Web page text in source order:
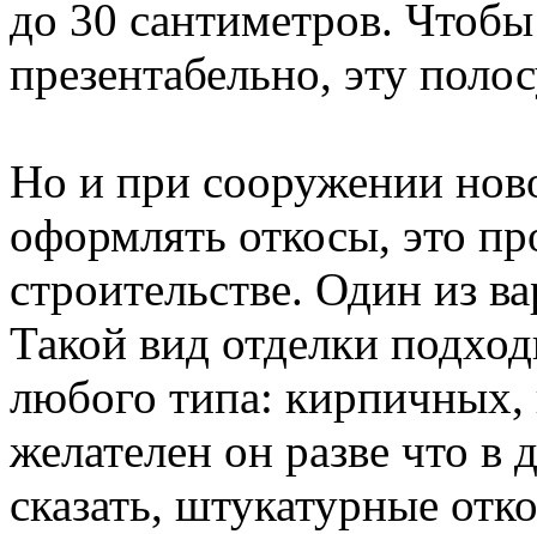
до 30 сантиметров.
презентабельно, эту
Но и при сооружении
оформлять откосы, это
строительстве. Один из
Такой вид отделки
любого типа: кирпичных,
желателен он разве что
сказать, штукатурные